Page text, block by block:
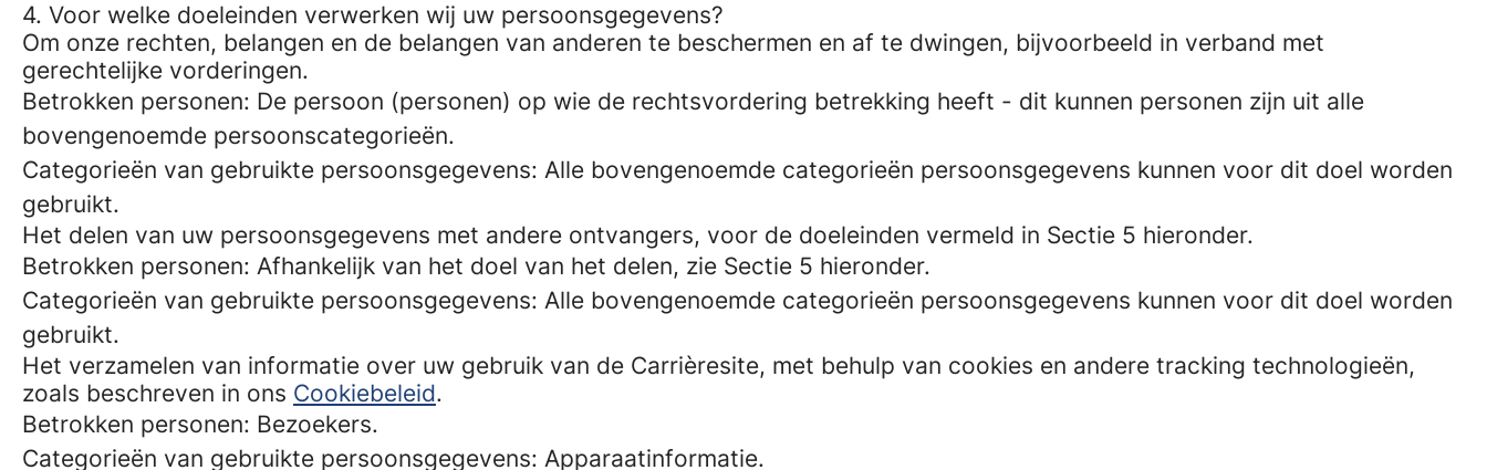
4. Voor welke doeleinden verwerken wij uw persoonsgegevens?
Om onze rechten, belangen en de belangen van anderen te beschermen en af te dwingen, bijvoorbeeld in verband met
gerechtelijke vorderingen.
Betrokken personen: De persoon (personen) op wie de rechtsvordering betrekking heeft - dit kunnen personen zijn uit alle
bovengenoemde persoonscategorieën.
Categorieën van gebruikte persoonsgegevens: Alle bovengenoemde categorieën persoonsgegevens kunnen voor dit doel worden
gebruikt.
Het delen van uw persoonsgegevens met andere ontvangers, voor de doeleinden vermeld in Sectie 5 hieronder.
Betrokken personen: Afhankelijk van het doel van het delen, zie Sectie 5 hieronder.
Categorieën van gebruikte persoonsgegevens: Alle bovengenoemde categorieën persoonsgegevens kunnen voor dit doel worden
gebruikt.
Het verzamelen van informatie over uw gebruik van de Carrièresite, met behulp van cookies en andere tracking technologieën,
zoals beschreven in ons Cookiebeleid.
Betrokken personen: Bezoekers.
Categorieën van gebruikte persoonsgegevens: Apparaatinformatie.